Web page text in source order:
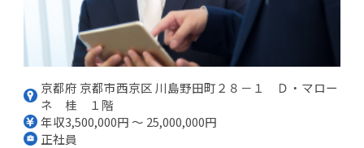
京都府 京都市西京区 川島野田町２８－１ Ｄ・マロー
ネ 桂 １階
年収3,500,000円 ～ 25,000,000円
正社員